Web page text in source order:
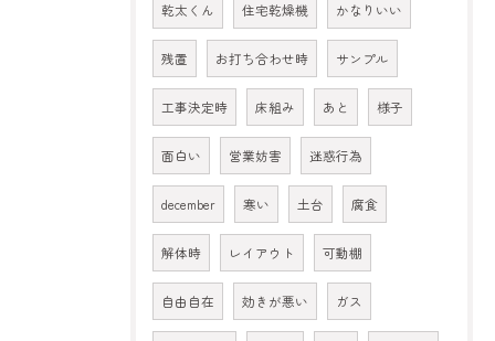
乾太くん 住宅乾燥機 かなりいい
残置 お打ち合わせ時 サンプル
工事決定時 床組み あと 様子
面白い 営業妨害 迷惑行為
december 寒い 土台 腐食
解体時 レイアウト 可動棚
自由自在 効きが悪い ガス